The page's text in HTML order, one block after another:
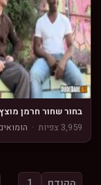
בחור שחור חרמן מוצץ
3,959 צפיות
·